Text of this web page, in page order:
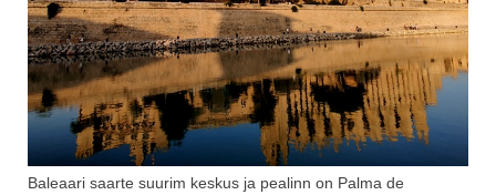
Baleaari saarte suurim keskus ja pealinn on Palma de